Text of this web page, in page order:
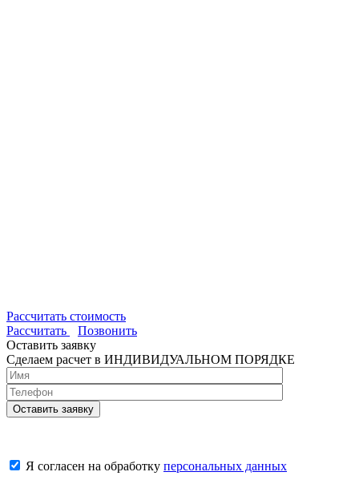
Рассчитать стоимость
Рассчитать
Позвонить
Оставить заявку
Сделаем расчет в ИНДИВИДУАЛЬНОМ ПОРЯДКЕ
Я согласен на обработку персональных данных